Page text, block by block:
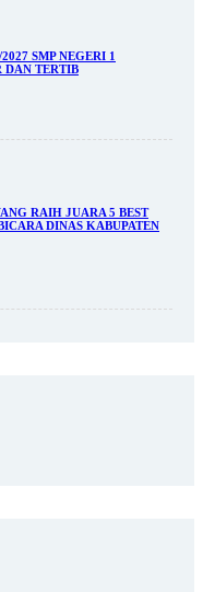
SMP NEGERI 1
DAN TERTIB
RAIH JUARA 5 BEST
DINAS KABUPATEN